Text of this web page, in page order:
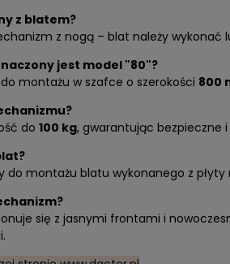
z blatem?
z nogą – blat należy wykonać
jest model "80"?
montażu w szafce o szerokości 800
do 100 kg, gwarantując bezpieczne
do montażu blatu wykonanego z
się z jasnymi frontami i